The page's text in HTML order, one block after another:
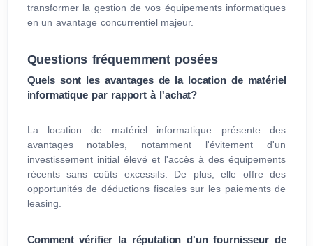
transformer la gestion de vos équipements informatiques
en un avantage concurrentiel majeur.
Questions fréquemment posées
Quels sont les avantages de la location de matériel
informatique par rapport à l'achat?
La location de matériel informatique présente des
avantages notables, notamment l'évitement d'un
investissement initial élevé et l'accès à des équipements
récents sans coûts excessifs. De plus, elle offre des
opportunités de déductions fiscales sur les paiements de
leasing.
Comment vérifier la réputation d'un fournisseur de